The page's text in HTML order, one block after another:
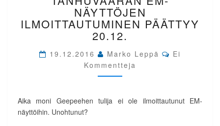
NÄYTTÖJEN
ILMOITTAUTUMINEN
PÄÄTTYY
20.12.
NÄYTTÖJEN
ILMOITTAUTUMINEN PÄÄTTYY
20.12.
19.12.2016 Marko Leppä Comments
Ei
Kommentteja
Aika moni Geepeehen tulija ei ole ilmoittautunut EM-
näyttöihin. Unohtunut?